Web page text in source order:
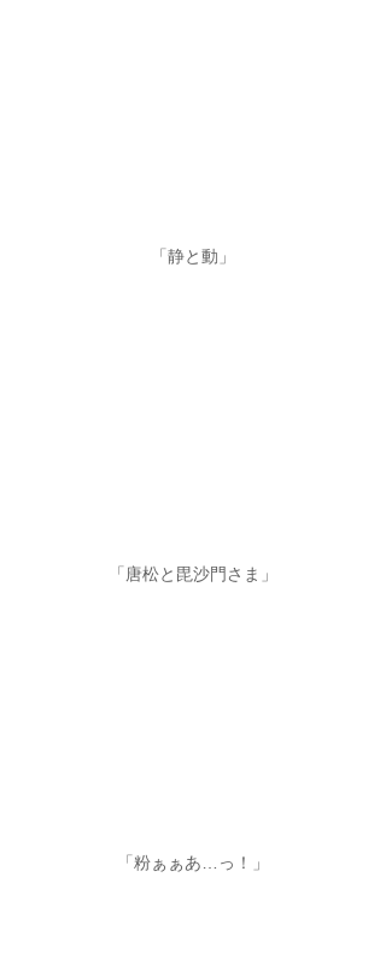
「静と動」
「唐松と毘沙門さま」
「粉ぁぁあ…っ！」